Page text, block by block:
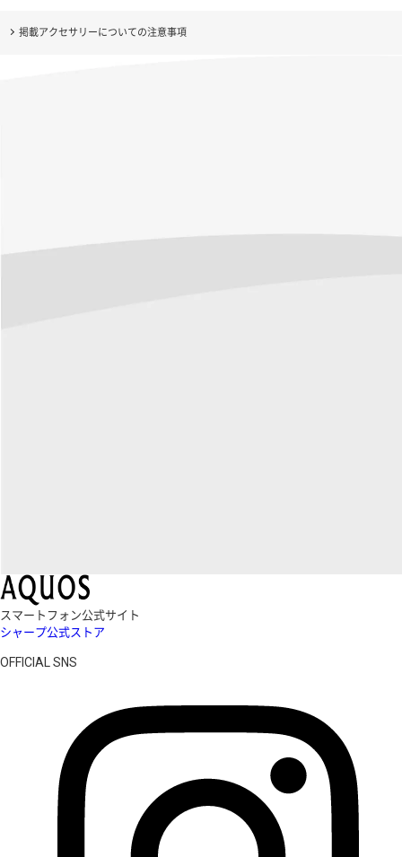
掲載アクセサリーについての注意事項
スマートフォン公式サイト
シャープ公式ストア
OFFICIAL SNS